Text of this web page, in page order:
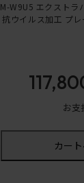
W9U5 エクストラ
ウイルス加工 プ
お支
カー